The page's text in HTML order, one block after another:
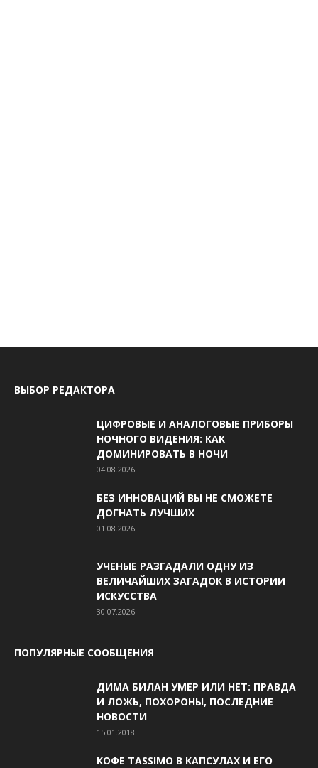
ВЫБОР РЕДАКТОРА
ЦИФРОВЫЕ И АНАЛОГОВЫЕ ПРИБОРЫ
НОЧНОГО ВИДЕНИЯ: КАК
ДОМИНИРОВАТЬ В НОЧИ
04.08.2026
БЕЗ ИННОВАЦИЙ ВЫ НЕ СМОЖЕТЕ
ДОГНАТЬ ЛУЧШИХ
01.08.2026
УЧЕНЫЕ РАЗГАДАЛИ ОДНУ ИЗ
ВЕЛИЧАЙШИХ ЗАГАДОК В ИСТОРИИ
ИСКУССТВА
30.07.2026
ПОПУЛЯРНЫЕ СООБЩЕНИЯ
ДИМА БИЛАН УМЕР ИЛИ НЕТ: ПРАВДА
И ЛОЖЬ, ПОХОРОНЫ, ПОСЛЕДНИЕ
НОВОСТИ
15.01.2018
КОФЕ TASSIMO В КАПСУЛАХ И ЕГО